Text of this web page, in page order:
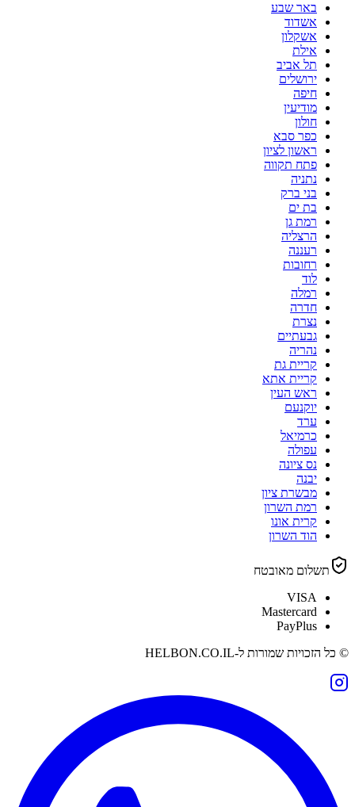
באר שבע
אשדוד
אשקלון
אילת
תל אביב
ירושלים
חיפה
מודיעין
חולון
כפר סבא
ראשון לציון
פתח תקווה
נתניה
בני ברק
בת ים
רמת גן
הרצליה
רעננה
רחובות
לוד
רמלה
חדרה
נצרת
גבעתיים
נהריה
קריית גת
קריית אתא
ראש העין
יוקנעם
ערד
כרמיאל
עפולה
נס ציונה
יבנה
מבשרת ציון
רמת השרון
קרית אונו
הוד השרון
תשלום מאובטח
VISA
Mastercard
PayPlus
© כל הזכויות שמורות ל-HELBON.CO.IL